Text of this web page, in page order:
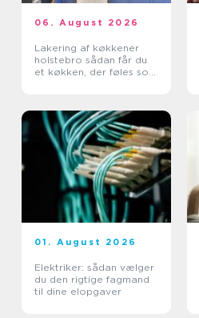
06. August 2026
Lakering af køkkener
holstebro sådan får du
et køkken, der føles som
01. August 2026
Elektriker: sådan vælger
du den rigtige fagmand
til dine elopgaver